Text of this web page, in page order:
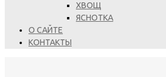
ХВОЩ
ЯСНОТКА
О САЙТЕ
КОНТАКТЫ